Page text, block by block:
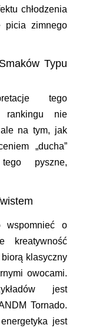
chłodzenia
picia zimnego
Typu
tego
rankingu nie
na tym, jak
„ducha”
pyszne,
wspomnieć o
kreatywność
klasyczny
owocami.
jest
Tornado.
jest